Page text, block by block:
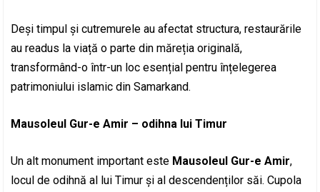
Deși timpul și cutremurele au afectat structura, restaurările
au readus la viață o parte din măreția originală,
transformând-o într-un loc esențial pentru înțelegerea
patrimoniului islamic din Samarkand.
Mausoleul Gur-e Amir – odihna lui Timur
Un alt monument important este Mausoleul Gur-e Amir,
locul de odihnă al lui Timur și al descendenților săi. Cupola